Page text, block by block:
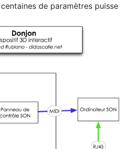
de paramètres puisse